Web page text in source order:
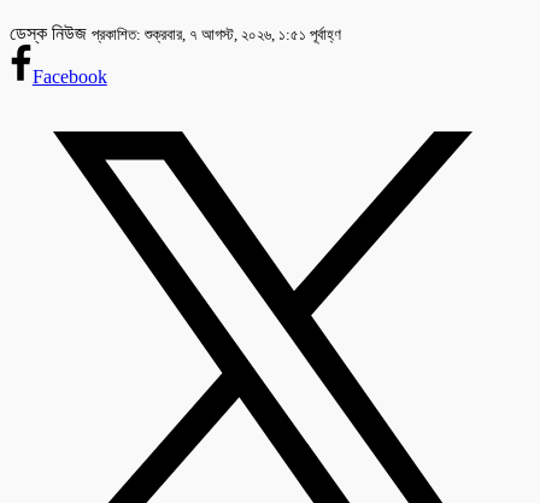
ডেস্ক নিউজ প্রকাশিত: শুক্রবার, ৭ আগস্ট, ২০২৬, ১:৫১ পূর্বাহ্ণ
Facebook